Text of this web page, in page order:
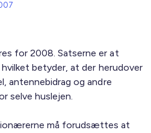
for 2008. Satserne er at
betyder, at der herudover
antennebidrag og andre
selve huslejen.
må forudsættes at